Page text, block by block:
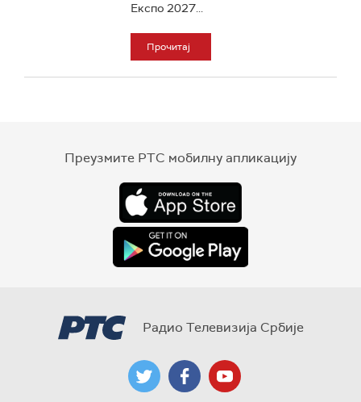
Eкспо 2027...
Прочитај
Преузмите РТС мобилну апликацију
Радио Телевизија Србије